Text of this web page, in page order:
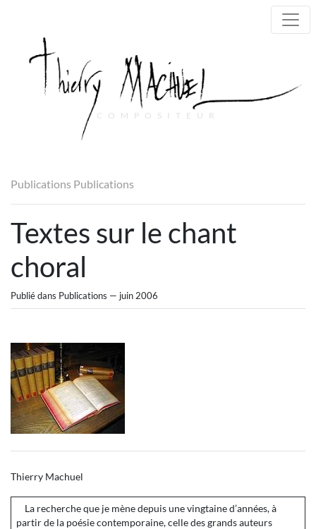
COMPOSITEUR
Main Navigation
Publications Publications
Textes sur le chant
choral
Publié dans Publications — juin 2006
Thierry Machuel
La recherche que je mène depuis une vingtaine d’années, à
partir de la poésie contemporaine, celle des grands auteurs